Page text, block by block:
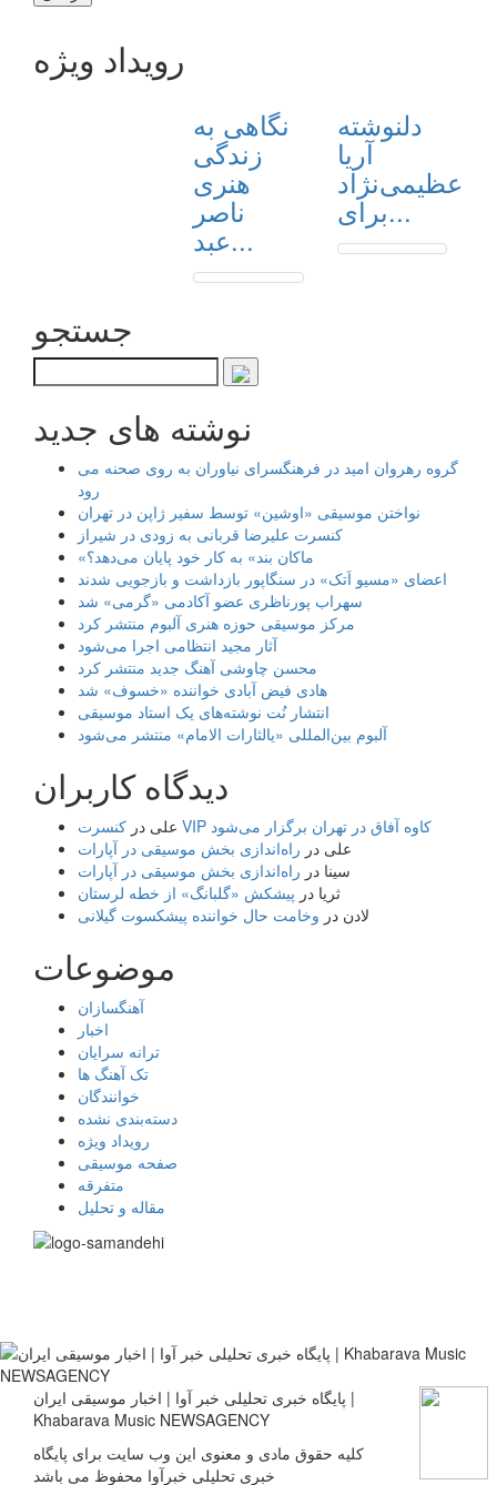
رویداد ویژه
دلنوشته
آریا
عظیمی‌نژاد
برای...
نگاهی به
زندگی
هنری
ناصر
عبد...
جستجو
نوشته های جدید
گروه رهروان امید در فرهنگسرای نیاوران به روی صحنه می
رود
نواختن موسیقی «اوشین» توسط سفیر ژاپن در تهران
کنسرت علیرضا قربانی به زودی در شیراز
«ماکان بند» به کار خود پایان می‌دهد؟
اعضای «مسیو اَتک» در سنگاپور بازداشت و بازجویی شدند
سهراب پورناظری عضو آکادمی «گرمی» شد
مرکز موسیقی حوزه هنری آلبوم منتشر کرد
آثار مجید انتظامی اجرا می‌شود
محسن چاوشی آهنگ جدید منتشر کرد
هادی فیض آبادی خواننده «خسوف» شد
انتشار نُت نوشته‌های یک استاد موسیقی
آلبوم بین‌المللی «یالثارات الامام» منتشر می‌شود
دیدگاه کاربران
علی در
کنسرت VIP کاوه آفاق در تهران برگزار می‌شود
علی در راه‌اندازی بخش موسیقی در آپارات
سینا در راه‌اندازی بخش موسیقی در آپارات
ثریا در پیشکش «گلبانگ» از خطه لرستان
لادن در وخامت حال خواننده پیشکسوت گیلانی
موضوعات
آهنگسازان
اخبار
ترانه سرایان
تک آهنگ ها
خوانندگان
دسته‌بندی نشده
رویداد ویژه
صفحه موسیقی
متفرقه
مقاله و تحلیل
پایگاه خبری تحلیلی خبر آوا | اخبار موسیقی ایران |
Khabarava Music NEWSAGENCY
کلیه حقوق مادی و معنوی این وب سایت برای پایگاه
خبری تحلیلی خبرآوا محفوظ می باشد